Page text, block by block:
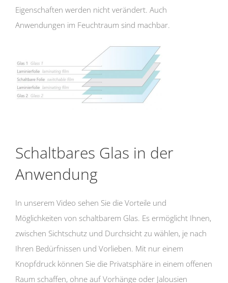
Eigenschaften werden nicht verändert. Auch
Anwendungen im Feuchtraum sind machbar.
Schaltbares Glas in der
Anwendung
In unserem Video sehen Sie die Vorteile und
Möglichkeiten von schaltbarem Glas. Es ermöglicht Ihnen,
zwischen Sichtschutz und Durchsicht zu wählen, je nach
Ihren Bedürfnissen und Vorlieben. Mit nur einem
Knopfdruck können Sie die Privatsphäre in einem offenen
Raum schaffen, ohne auf Vorhänge oder Jalousien